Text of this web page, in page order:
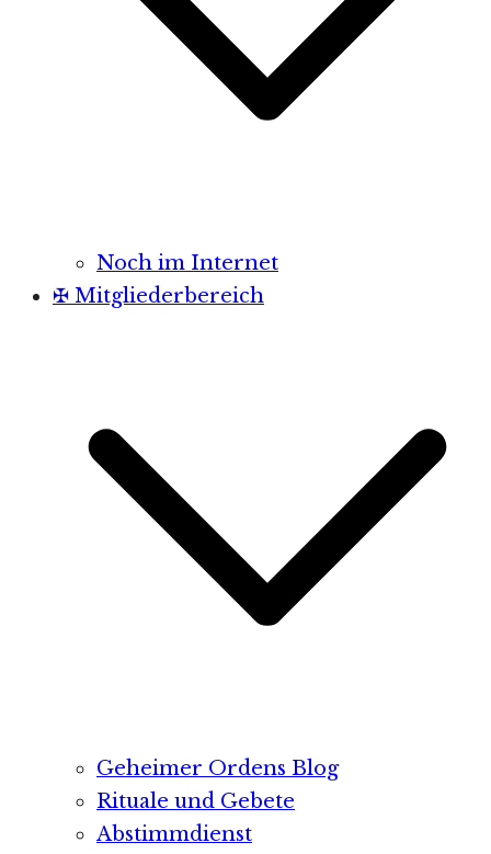
Noch im Internet
✠ Mitgliederbereich
Geheimer Ordens Blog
Rituale und Gebete
Abstimmdienst